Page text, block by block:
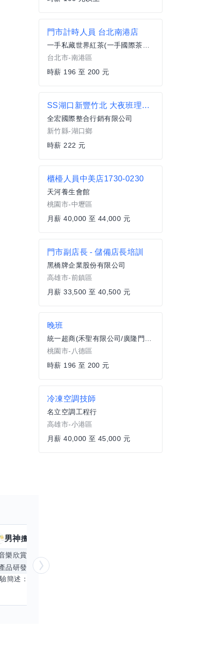
男神擅長
樂欣賞 顧問服務
品研發
跨部門協作
門市計時人員 台北南港店
一手私藏世界紅茶(一手國際茶飲有限公司)
台北市-南港區
時薪 196 至 200 元
SS湖口新豐竹北 大夜班理貨員 週休六日 簡單單純 湖口中華路
全宏國際整合行銷有限公司
新竹縣-湖口鄉
時薪 222 元
櫃檯人員中美店1730-0230
天河養生會館
桃園市-中壢區
月薪 40,000 至 44,000 元
門市副店長 - 儲備店長培訓
黑橋牌企業股份有限公司
高雄市-前鎮區
月薪 33,500 至 40,500 元
晚班
統一超商(禾聖有限公司/廣隆門市)
桃園市-八德區
時薪 196 至 200 元
冷凍空調技師
名立空調工程行
高雄市-小港區
月薪 40,000 至 45,000 元